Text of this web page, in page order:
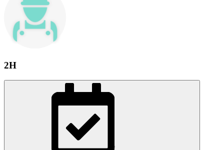
2H